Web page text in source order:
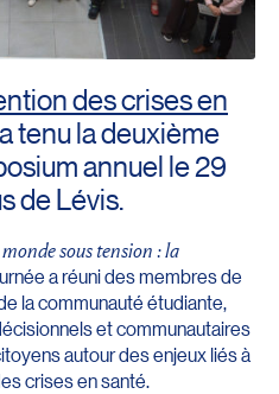
des crises en
tenu la deuxième
annuel le 29
de Lévis.
sous tension : la
a réuni des membres de
la communauté étudiante,
et communautaires
autour des enjeux liés à
crises en santé.